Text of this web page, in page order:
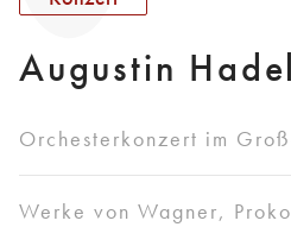
Augustin
Orchesterkonzert im
Werke von Wagner,